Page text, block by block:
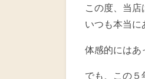
この度、当店
いつも本当に
体感的にはあ
でも、この５